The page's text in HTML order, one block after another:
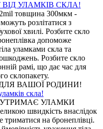
УЛАМКІВ СКЛА!
товщина 300мкм -
розлітатися з
хвилі. Розбите скло
допоможе
уламками скла та
Розбите скло
рамі, що дає час для
склопакету.
ВАШОЇ РОДИНИ!
скла!
- УТРИМАЄ УЛАМКИ
швидкість внаслідок
триматися на бронеплівці.